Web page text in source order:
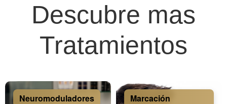
Descubre mas
Tratamientos
Neuromoduladores
Marcación